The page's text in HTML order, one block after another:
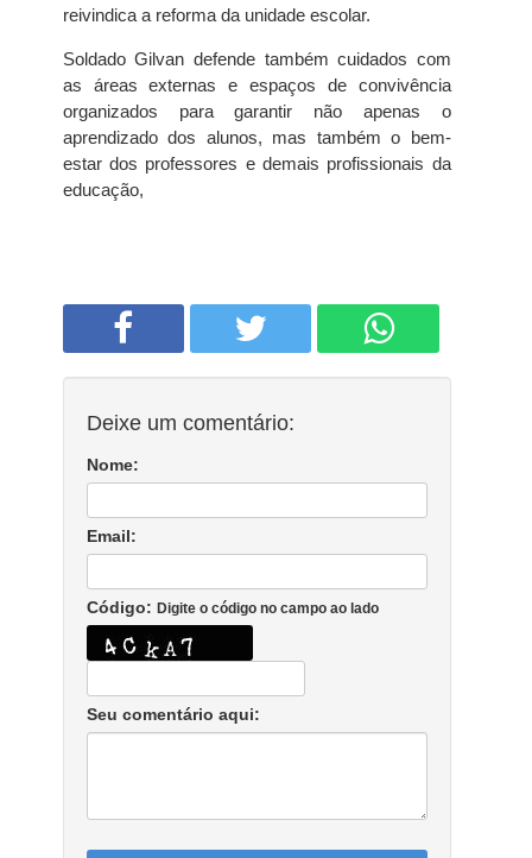
reivindica a reforma da unidade escolar.
Soldado Gilvan defende também cuidados com
as áreas externas e espaços de convivência
organizados para garantir não apenas o
aprendizado dos alunos, mas também o bem-
estar dos professores e demais profissionais da
educação,
Deixe um comentário:
Nome:
Email:
Código: Digite o código no campo ao lado
Seu comentário aqui: